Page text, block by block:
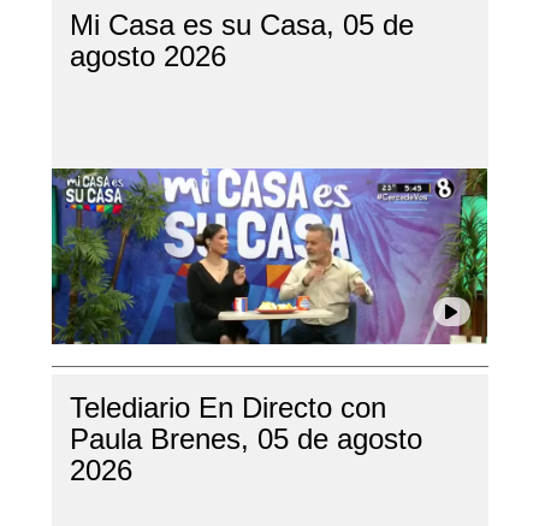
Mi Casa es su Casa, 05 de
agosto 2026
Telediario En Directo con
Paula Brenes, 05 de agosto
2026